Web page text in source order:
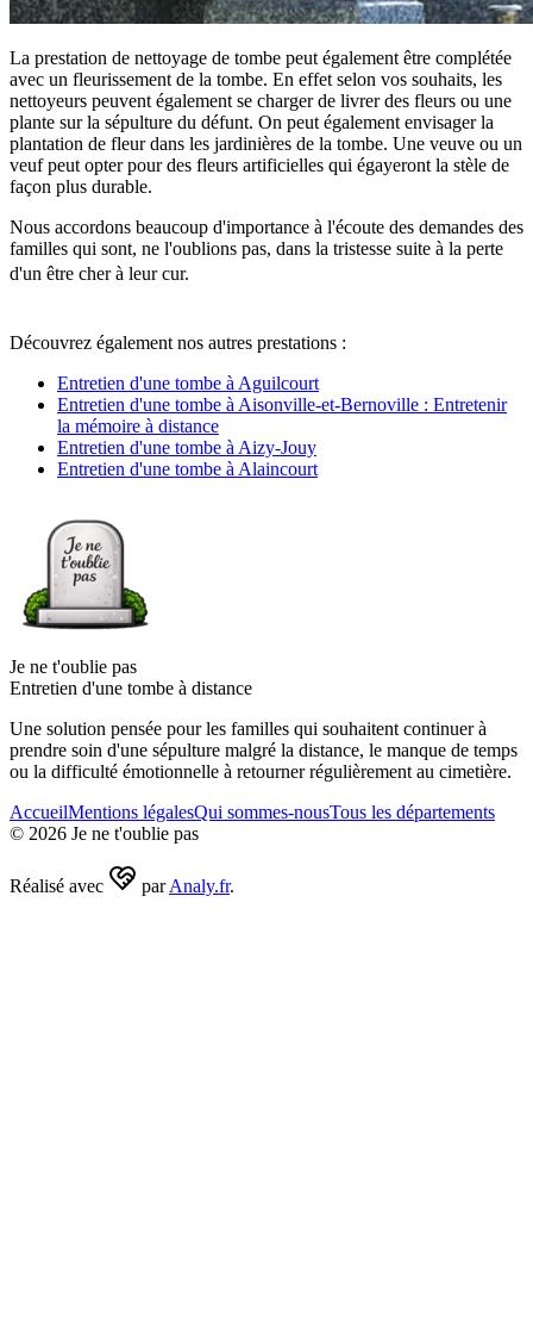
La prestation de nettoyage de tombe peut également être complétée
avec un fleurissement de la tombe. En effet selon vos souhaits, les
nettoyeurs peuvent également se charger de livrer des fleurs ou une
plante sur la sépulture du défunt. On peut également envisager la
plantation de fleur dans les jardinières de la tombe. Une veuve ou un
veuf peut opter pour des fleurs artificielles qui égayeront la stèle de
façon plus durable.
Nous accordons beaucoup d'importance à l'écoute des demandes des
familles qui sont, ne l'oublions pas, dans la tristesse suite à la perte
d'un être cher à leur cur.
Découvrez également nos autres prestations :
Entretien d'une tombe à Aguilcourt
Entretien d'une tombe à Aisonville-et-Bernoville : Entretenir
la mémoire à distance
Entretien d'une tombe à Aizy-Jouy
Entretien d'une tombe à Alaincourt
Je ne t'oublie pas
Entretien d'une tombe à distance
Une solution pensée pour les familles qui souhaitent continuer à
prendre soin d'une sépulture malgré la distance, le manque de temps
ou la difficulté émotionnelle à retourner régulièrement au cimetière.
AccueilMentions légalesQui sommes-nousTous les départements
© 2026 Je ne t'oublie pas
Réalisé avec par Analy.fr.